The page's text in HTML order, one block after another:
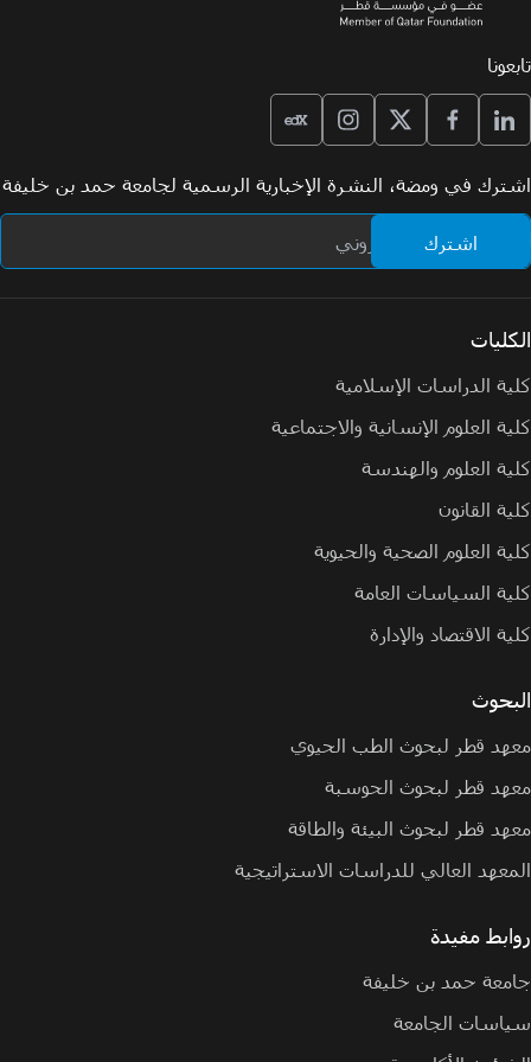
تابعونا
اشترك في ومضة، النشرة الإخبارية الرسمية لجامعة حمد بن خليفة
الكليات
كلية الدراسات الإسلامية
كلية العلوم الإنسانية والاجتماعية
كلية العلوم والهندسة
كلية القانون
كلية العلوم الصحية والحيوية
كلية السياسات العامة
كلية الاقتصاد والإدارة
البحوث
معهد قطر لبحوث الطب الحيوي
معهد قطر لبحوث الحوسبة
معهد قطر لبحوث البيئة والطاقة
المعهد العالي للدراسات الاستراتيجية
روابط مفيدة
جامعة حمد بن خليفة
سياسات الجامعة